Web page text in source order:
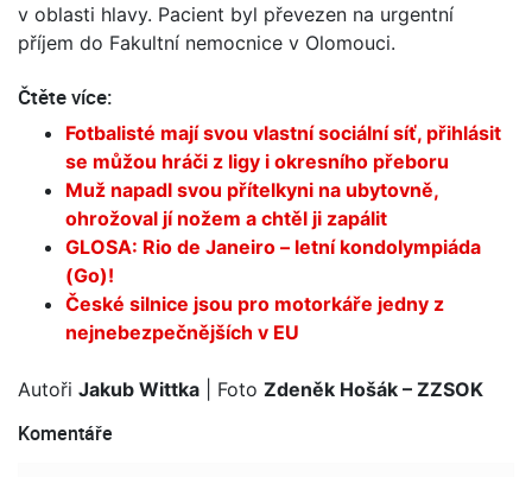
v oblasti hlavy. Pacient byl převezen na urgentní
příjem do Fakultní nemocnice v Olomouci.
Čtěte více:
Fotbalisté mají svou vlastní sociální síť, přihlásit
se můžou hráči z ligy i okresního přeboru
Muž napadl svou přítelkyni na ubytovně,
ohrožoval jí nožem a chtěl ji zapálit
GLOSA: Rio de Janeiro – letní kondolympiáda
(Go)!
České silnice jsou pro motorkáře jedny z
nejnebezpečnějších v EU
Autoři Jakub Wittka | Foto Zdeněk Hošák – ZZSOK
Komentáře